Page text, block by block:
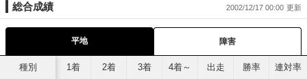
総合成績 2002/12/17 00:00
平地 障害
種別 1着 2着 3着 4着～ 出走 勝率 連対率